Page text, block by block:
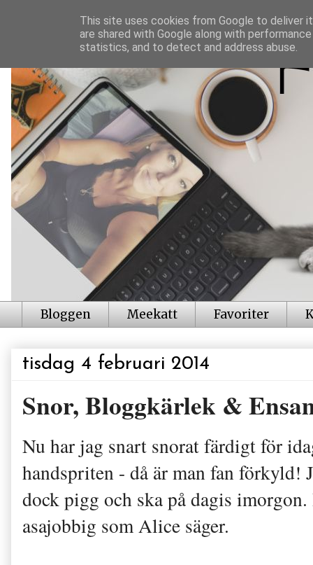
Bloggen Meekatt Favoriter
tisdag 4 februari 2014
Snor, Bloggkärlek &
Nu har jag snart snorat färdigt för
handspriten - då är man fan förkyld!
dock pigg och ska på dagis
asajobbig som Alice säger.
This site uses cookies from Google to deliver
are shared with Google along with
statistics, and to detect and address abuse.